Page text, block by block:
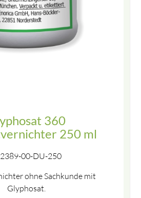
360
250 ml
00-DU-250
ohne Sachkunde mit
Glyphosat.